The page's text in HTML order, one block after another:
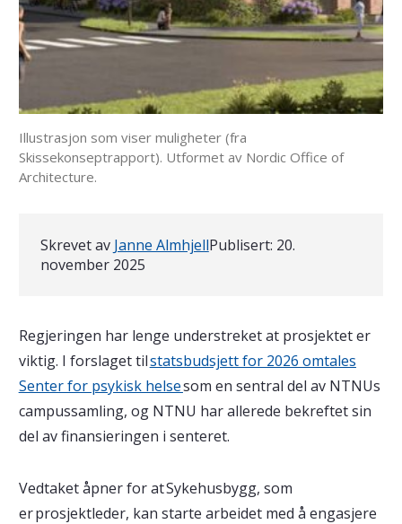
Illustrasjon som viser muligheter (fra
Skissekonseptrapport). Utformet av Nordic Office of
Architecture.
Skrevet av Janne AlmhjellPublisert: 20.
november 2025
Regjeringen har lenge understreket at prosjektet er
viktig. I forslaget tilstatsbudsjett for 2026 omtales
Senter for psykisk helsesom en sentral del av NTNUs
campussamling, og NTNU har allerede bekreftet sin
del av finansieringen i senteret.
Vedtaket åpner for at Sykehusbygg, som
er prosjektleder, kan starte arbeidet med å engasjere